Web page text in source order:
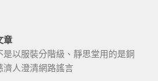
章
是以服裝分階級、靜思堂用的是銅
濟人澄清網路謠言